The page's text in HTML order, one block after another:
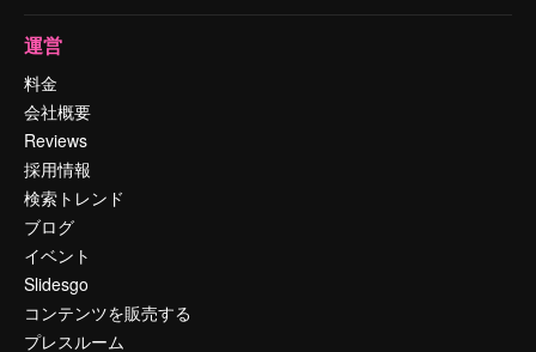
運営
料金
会社概要
Reviews
採用情報
検索トレンド
ブログ
イベント
Slidesgo
コンテンツを販売する
プレスルーム